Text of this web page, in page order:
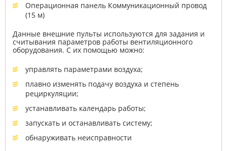
Операционная панель Коммуникационный провод
(15 м)
Данные внешние пульты используются для задания и
считывания параметров работы вентиляционного
оборудования. С их помощью можно:
управлять параметрами воздуха;
плавно изменять подачу воздуха и степень
рециркуляции;
устанавливать календарь работы;
запускать и останавливать систему;
обнаруживать неисправности